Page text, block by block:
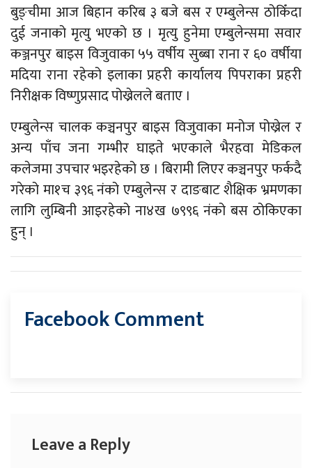
बुङ्चीमा आज बिहान करिब ३ बजे बस र एम्बुलेन्स ठोकिँदा
दुई जनाको मृत्यु भएको छ । मृत्यु हुनेमा एम्बुलेन्समा सवार
कञ्जनपुर बाइस विजुवाका ५५ वर्षीय सुब्बा राना र ६० वर्षीया
मदिया राना रहेको इलाका प्रहरी कार्यालय पिपराका प्रहरी
निरीक्षक विष्णुप्रसाद पोख्रेलले बताए ।
एम्बुलेन्स चालक कञ्चनपुर बाइस विजुवाका मनोज पोख्रेल र
अन्य पाँच जना गम्भीर घाइते भएकाले भैरहवा मेडिकल
कलेजमा उपचार भइरहेको छ । बिरामी लिएर कञ्चनपुर फर्कदै
गरेको मा१च ३९६ नंको एम्बुलेन्स र दाङबाट शैक्षिक भ्रमणका
लागि लुम्बिनी आइरहेको ना४ख ७९९६ नंको बस ठोकिएका
हुन् ।
Facebook Comment
Leave a Reply